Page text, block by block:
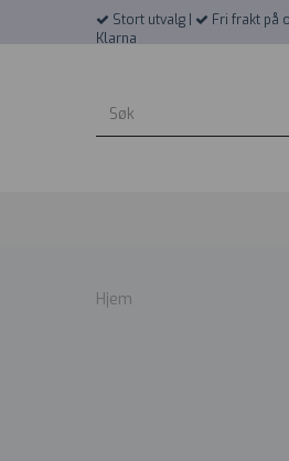
Stort utvalg | Fri frakt på
Klarna
Hjem